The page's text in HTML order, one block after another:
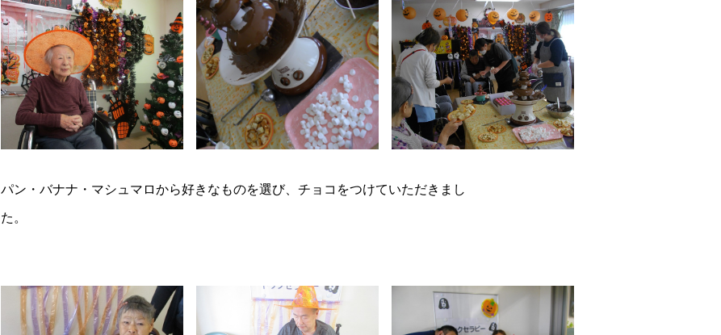
パン・バナナ・マシュマロから好きなものを選び、チョコをつけていただきまし
た